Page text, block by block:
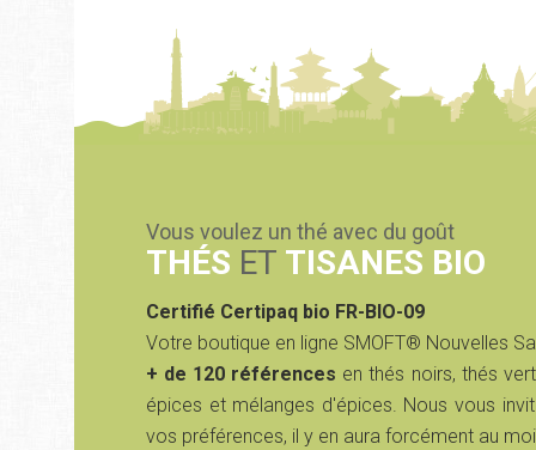
Vous voulez un thé avec du goût
THÉS ET TISANES BIO
Certifié Certipaq bio FR-BIO-09
Votre boutique en ligne SMOFT® Nouvelles
+ de 120 références en thés noirs, thés
épices et mélanges d'épices. Nous vous
vos préférences, il y en aura forcément au